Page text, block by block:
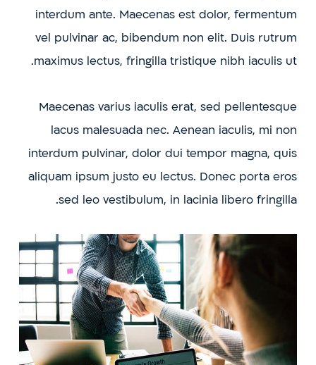
interdum ante. Maecenas est dolor, fermentum
vel pulvinar ac, bibendum non elit. Duis rutrum
maximus lectus, fringilla tristique nibh iaculis ut.
Maecenas varius iaculis erat, sed pellentesque
lacus malesuada nec. Aenean iaculis, mi non
interdum pulvinar, dolor dui tempor magna, quis
aliquam ipsum justo eu lectus. Donec porta eros
sed leo vestibulum, in lacinia libero fringilla.